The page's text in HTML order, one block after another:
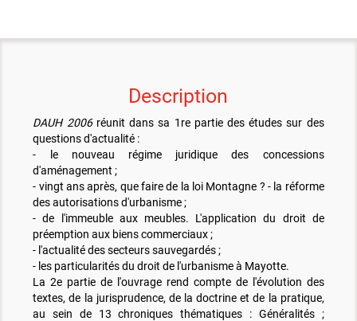
Description
DAUH 2006réunit dans sa 1re partie des études sur des
questions d'actualité :
- le nouveau régime juridique des concessions
d'aménagement ;
- vingt ans après, que faire de la loi Montagne ? - la réforme
des autorisations d'urbanisme ;
- de l'immeuble aux meubles. L'application du droit de
préemption aux biens commerciaux ;
- l'actualité des secteurs sauvegardés ;
- les particularités du droit de l'urbanisme à Mayotte.
La 2e partie de l'ouvrage rend compte de l'évolution des
textes, de la jurisprudence, de la doctrine et de la pratique,
au sein de 13 chroniques thématiques : Généralités ;